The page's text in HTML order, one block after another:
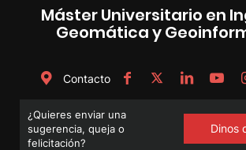
Máster Universitario en
Geomática y
Contacto
¿Quieres enviar una
sugerencia, queja o
felicitación?
Dinos